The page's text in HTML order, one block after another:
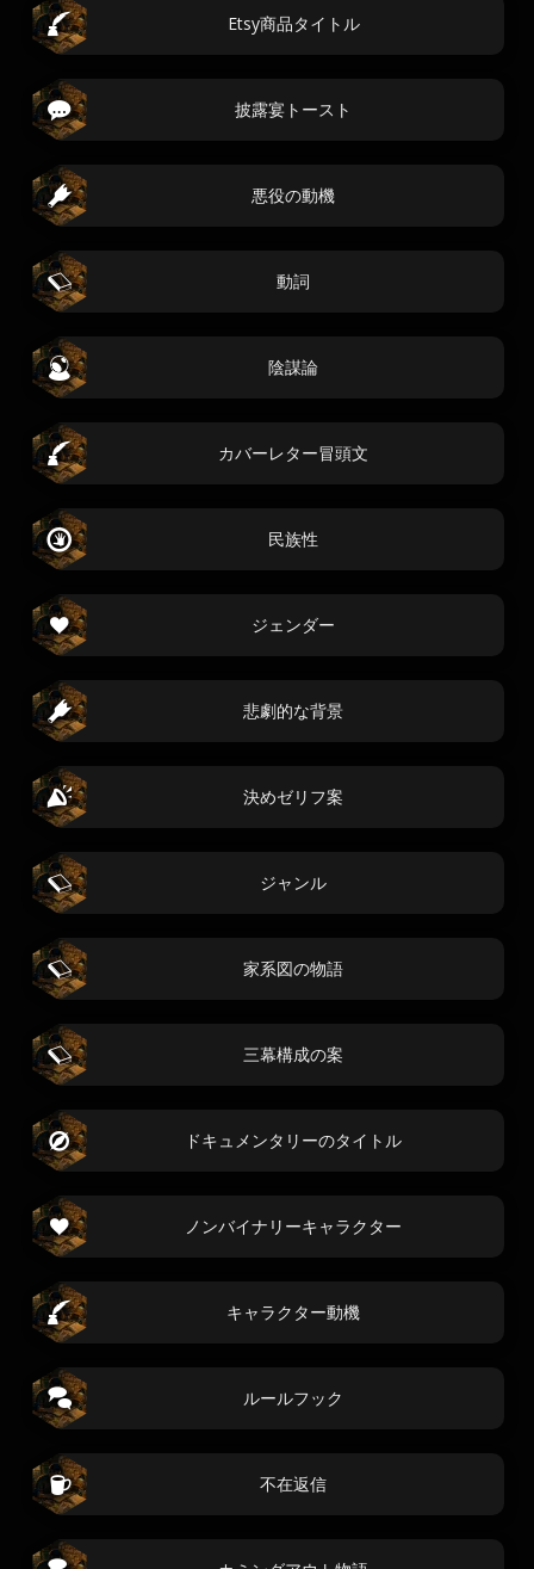
Etsy商品タイトル
披露宴トースト
悪役の動機
動詞
陰謀論
カバーレター冒頭文
民族性
ジェンダー
悲劇的な背景
決めゼリフ案
ジャンル
家系図の物語
三幕構成の案
ドキュメンタリーのタイトル
ノンバイナリーキャラクター
キャラクター動機
ルールフック
不在返信